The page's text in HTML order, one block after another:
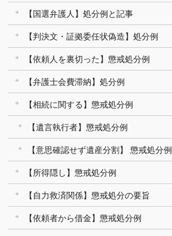
【国選弁護人】処分例と記事
【判決文・証拠委任状偽造】処分例
【依頼人を裏切った】懲戒処分例
【弁護士会費滞納】処分例
【相続に関する】懲戒処分例
【遺言執行者】懲戒処分例
【意思確認せず遺産分割】 懲戒処分例
【所得隠し】懲戒処分例
【自力救済関係】懲戒処分の要旨
【依頼者から借金】懲戒処分例